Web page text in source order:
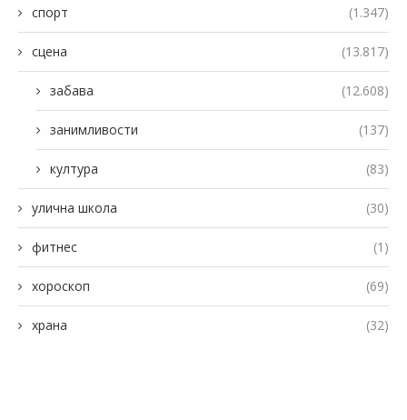
спорт (1.347)
сцена (13.817)
забава (12.608)
занимливости (137)
култура (83)
улична школа (30)
фитнес (1)
хороскоп (69)
храна (32)